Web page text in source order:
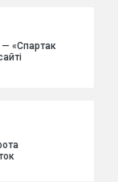
— «Спартак